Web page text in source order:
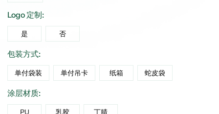
Logo 定制:
是 否
包装方式:
单付袋装 单付吊卡 纸箱 蛇皮袋
涂层材质:
PU 乳胶 丁腈